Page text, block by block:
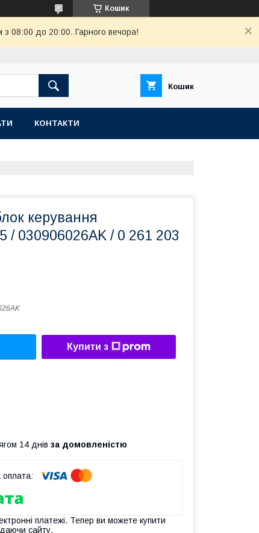
Кошик
08:00 до 20:00. Гарного вечора!
Кошик
КОНТАКТИ
керування
/ 030906026AK / 0 261 203
Купити з
14 днів за домовленістю
платежі. Тепер ви можете купити
сайту.